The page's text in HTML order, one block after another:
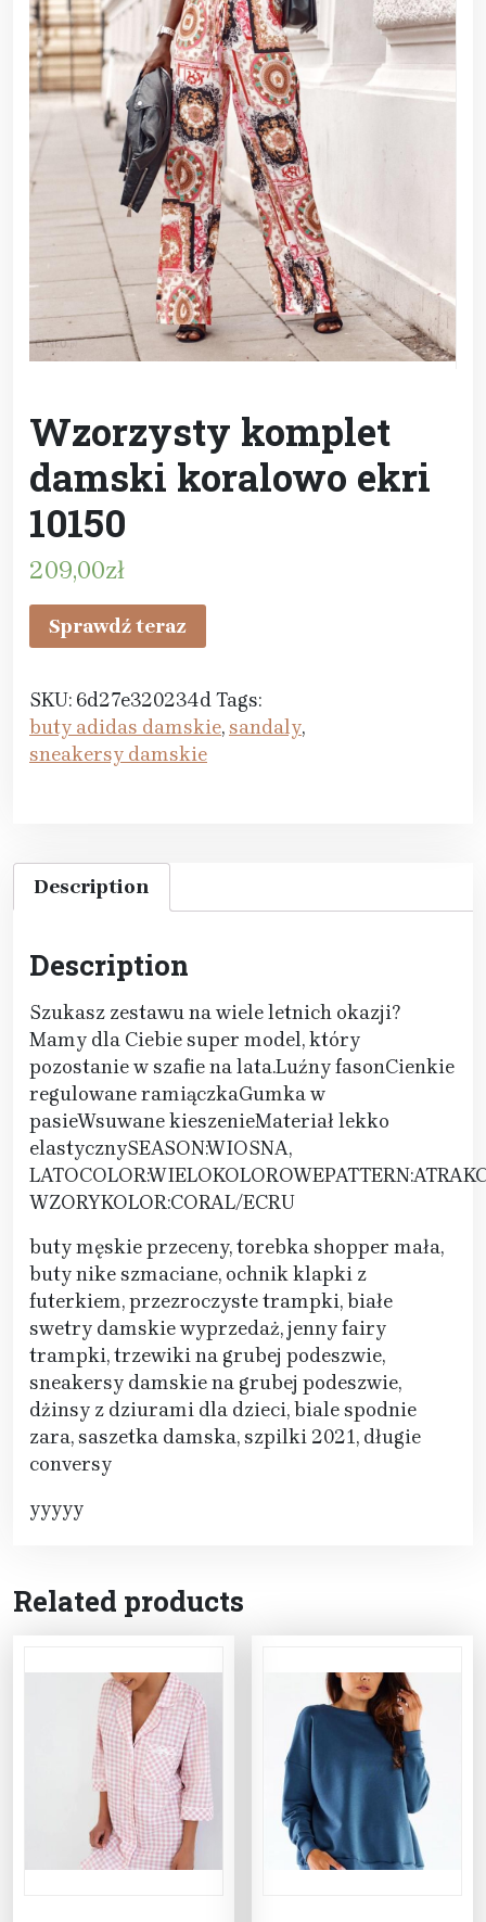
Wzorzysty komplet
damski koralowo ekri
10150
209,00zł
Sprawdź teraz
SKU: 6d27e320234dTags:
buty adidas damskie,sandaly,
sneakersy damskie
Description
Description
Szukasz zestawu na wiele letnich okazji?
Mamy dla Ciebie super model, który
pozostanie w szafie na lata.‌Luźny fasonCienkie
regulowane ramiączkaGumka w
pasieWsuwane kieszenieMateriał lekko
elastycznySEASON:WIOSNA,
WZORYKOLOR:CORAL/ECRU
buty męskie przeceny, torebka shopper mała,
buty nike szmaciane, ochnik klapki z
futerkiem, przezroczyste trampki, białe
swetry damskie wyprzedaż, jenny fairy
trampki, trzewiki na grubej podeszwie,
sneakersy damskie na grubej podeszwie,
dżinsy z dziurami dla dzieci, biale spodnie
zara, saszetka damska, szpilki 2021, długie
conversy
yyyyy
Related products